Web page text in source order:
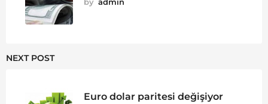
by admin
NEXT POST
Euro dolar paritesi değişiyor